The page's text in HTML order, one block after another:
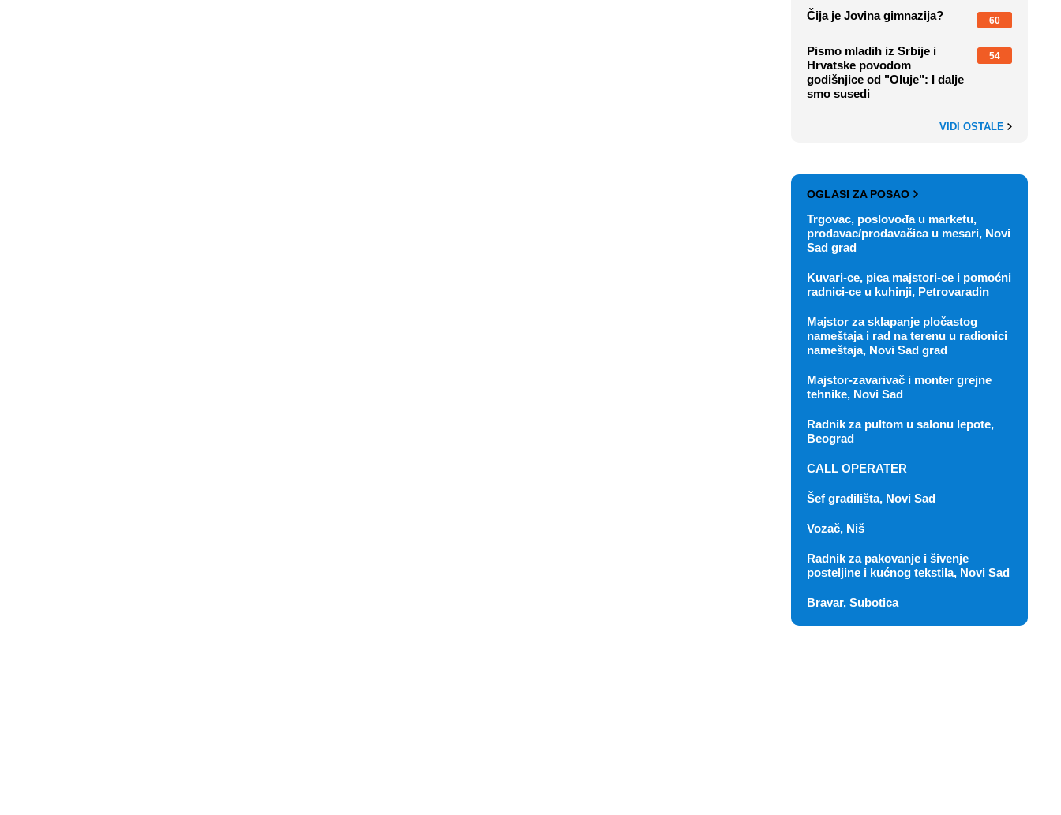
Čija je Jovina gimnazija? 60
Pismo mladih iz Srbije i
Hrvatske povodom
godišnjice od "Oluje": I dalje
smo susedi
54
VIDI OSTALE
OGLASI ZA POSAO
Trgovac, poslovođa u marketu,
prodavac/prodavačica u mesari, Novi
Sad grad
Kuvari-ce, pica majstori-ce i pomoćni
radnici-ce u kuhinji, Petrovaradin
Majstor za sklapanje pločastog
nameštaja i rad na terenu u radionici
nameštaja, Novi Sad grad
Majstor-zavarivač i monter grejne
tehnike, Novi Sad
Radnik za pultom u salonu lepote,
Beograd
CALL OPERATER
Šef gradilišta, Novi Sad
Vozač, Niš
Radnik za pakovanje i šivenje
posteljine i kućnog tekstila, Novi Sad
Bravar, Subotica